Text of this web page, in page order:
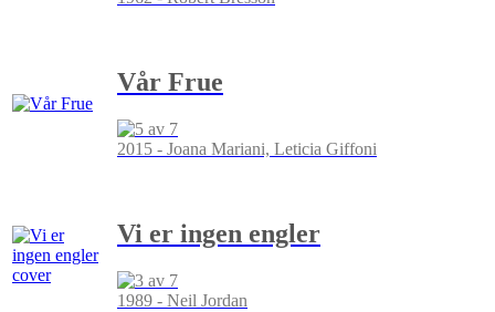
Vår Frue
2015 - Joana Mariani, Leticia Giffoni
Vi er ingen engler
1989 - Neil Jordan